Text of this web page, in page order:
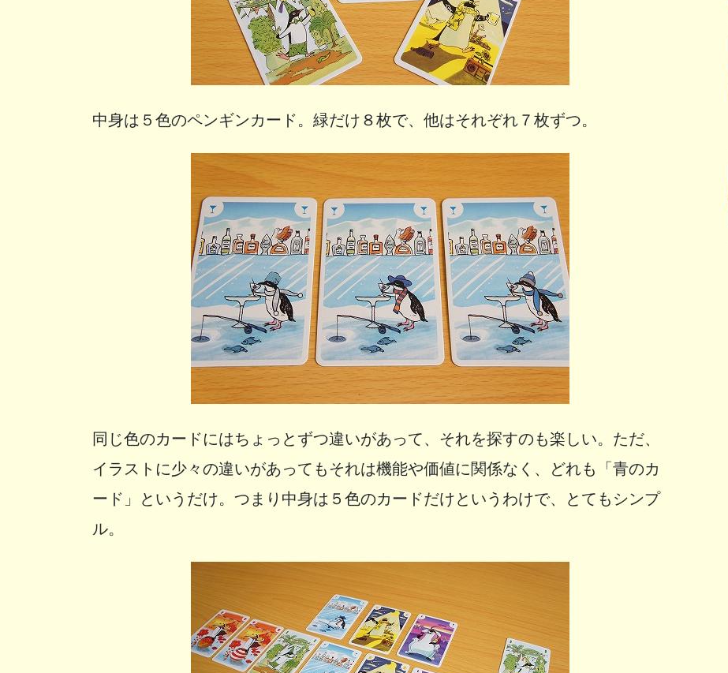
中身は５色のペンギンカード。緑だけ８枚で、他はそれぞれ７枚ずつ。
同じ色のカードにはちょっとずつ違いがあって、それを探すのも楽しい。ただ、
イラストに少々の違いがあってもそれは機能や価値に関係なく、どれも「青のカ
ード」というだけ。つまり中身は５色のカードだけというわけで、とてもシンプ
ル。